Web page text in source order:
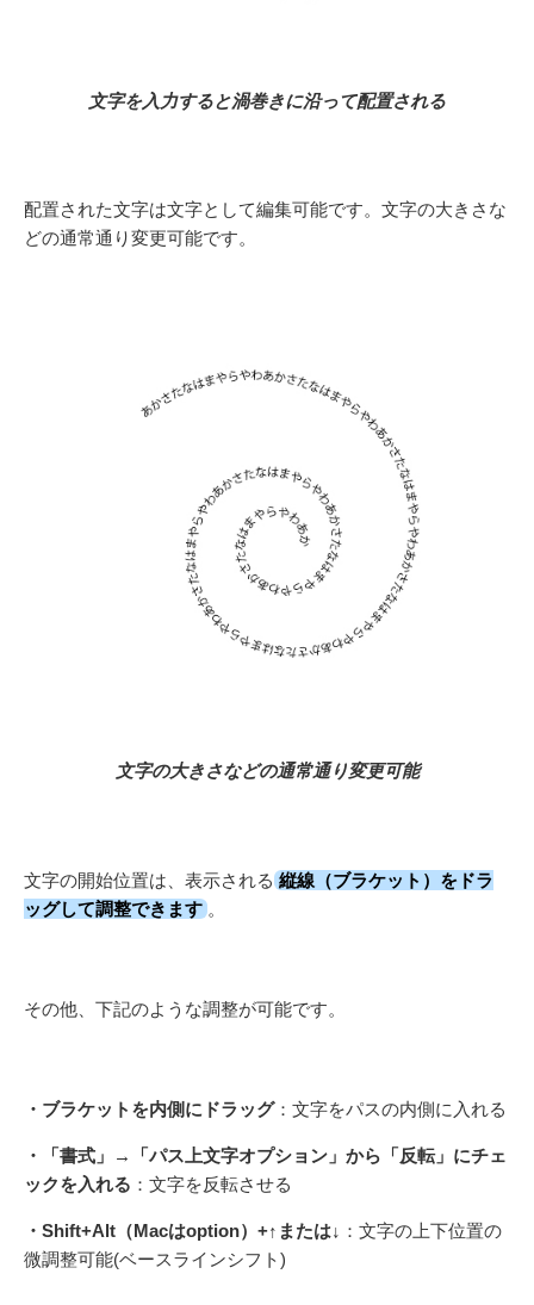
文字を入力すると渦巻きに沿って配置される
配置された文字は文字として編集可能です。文字の大きさな
どの通常通り変更可能です。
文字の大きさなどの通常通り変更可能
文字の開始位置は、表示される 縦線（ブラケット）をドラ
ッグして調整できます 。
その他、下記のような調整が可能です。
・ブラケットを内側にドラッグ：文字をパスの内側に入れる
・「書式」→「パス上文字オプション」から「反転」にチェ
ックを入れる ：文字を反転させる
・Shift+Alt（Macはoption）+↑または↓ ：文字の上下位置の
微調整可能(ベースラインシフト)